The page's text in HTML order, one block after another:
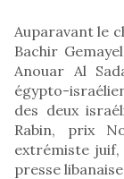
Auparavant le
Bachir
Anouar Al
égypto-
des deux
Rabin, prix
extrémiste juif,
presse